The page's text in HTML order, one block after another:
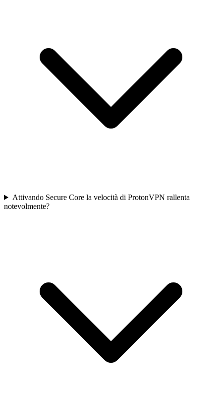
Attivando Secure Core la velocità di ProtonVPN rallenta
notevolmente?